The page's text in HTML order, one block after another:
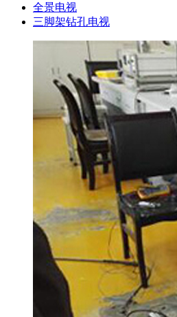
全景电视
三脚架钻孔电视